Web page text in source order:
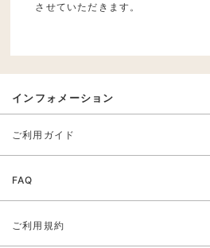
させていただきます。
インフォメーション
ご利用ガイド
FAQ
ご利用規約